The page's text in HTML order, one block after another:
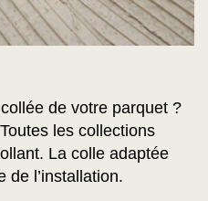
de votre parquet ?
les collections
La colle adaptée
de l’installation.